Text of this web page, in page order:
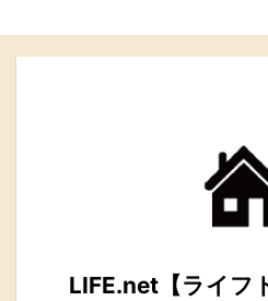
LIFE.net【ライフ